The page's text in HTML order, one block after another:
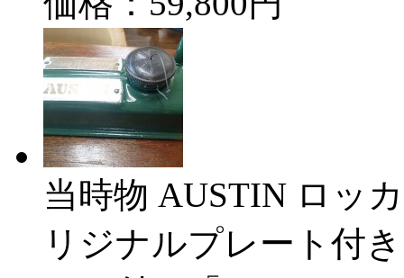
当時物 AUSTIN ロッ
リジナルプレート付